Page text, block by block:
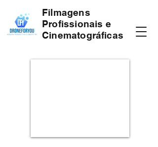
Filmagens
Profissionais e
Cinematográficas